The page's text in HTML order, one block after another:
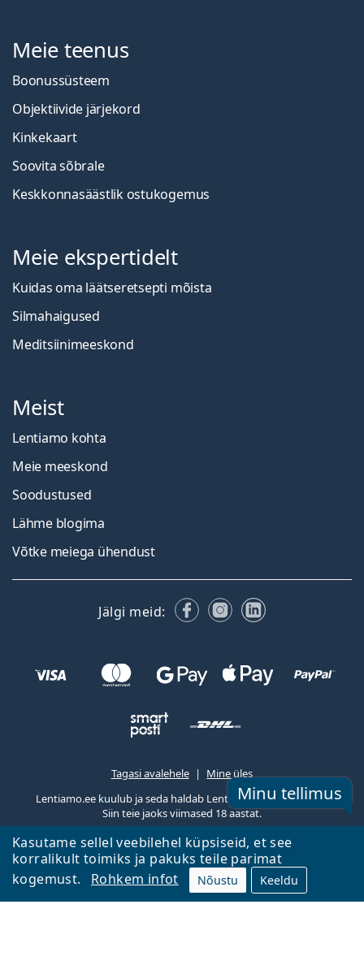
Kasutame sellel veebilehel küpsiseid, et see
korralikult toimiks ja pakuks teile parimat
kogemust.
Rohkem infot Nõustu Keeldu
Minu tellimus
Meie teenus
Boonussüsteem
Objektiivide järjekord
Kinkekaart
Soovita sõbrale
Keskkonnasäästlik ostukogemus
Meie ekspertidelt
Kuidas oma läätseretsepti mõista
Silmahaigused
Meditsiinimeeskond
Meist
Lentiamo kohta
Meie meeskond
Soodustused
Lähme blogima
Võtke meiega ühendust
Jälgi meid: FacebookInstagram
LinkedIn
Tagasi avalehele
Mine üles
Lentiamo.ee kuulub ja seda haldab Lentiamo s.r.o., Tšehhi
Siin teie jaoks viimased 18 aastat.